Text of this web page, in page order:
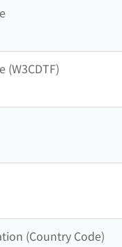
(W3CDTF)
(Country Code)